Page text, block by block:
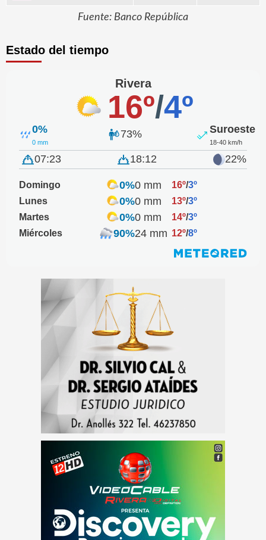
Fuente: Banco República
Estado del tiempo
Rivera
16º/4º
0%
0 mm
73% Suroeste
18-40 km/h
07:23 18:12 22%
Domingo 0%0 mm 16º/3º
Lunes
0%0 mm 13º/3º
Martes
0%0 mm 14º/3º
Miércoles
90%24 mm 12º/8º